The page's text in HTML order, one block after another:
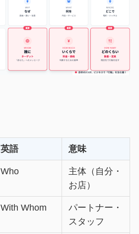
英語 意味
Who
主体（自分・
お店）
With Whom
パートナー・
スタッフ